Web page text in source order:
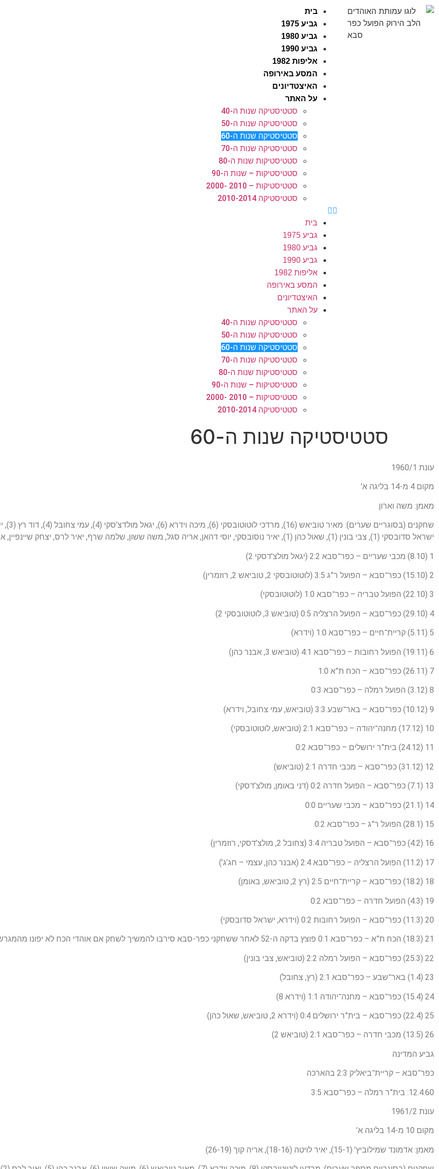
בית
גביע 1975
גביע 1980
גביע 1990
אליפות 1982
המסע באירופה
האיצטדיונים
על האתר
סטטיסטיקה שנות ה-40
סטטיסטיקה שנות ה-50
סטטיסטיקה שנות ה-60
סטטיסטיקה שנות ה-70
סטטיסטיקות שנות ה-80
סטטיסטיקות – שנות ה-90
סטטיסטיקות – 2010 -2000​
סטטיסטיקה 2010-2014
בית
גביע 1975
גביע 1980
גביע 1990
אליפות 1982
המסע באירופה
האיצטדיונים
על האתר
סטטיסטיקה שנות ה-40
סטטיסטיקה שנות ה-50
סטטיסטיקה שנות ה-60
סטטיסטיקה שנות ה-70
סטטיסטיקות שנות ה-80
סטטיסטיקות – שנות ה-90
סטטיסטיקות – 2010 -2000​
סטטיסטיקה 2010-2014
סטטיסטיקה שנות ה-60
עונת 1960/1
מקום 4 מ-14 בליגה א’
מאמן: משה וארון
ישראל סדובסקי (1), צבי בונין (1), שאול כהן (1), יאיר נוסובסקי, יוסי דהאן, אריה סגל, משה ששון, שלמה שרף, יאיר לרס, יצחק שיינפיין, אורי ווהל
1 (8.10) מכבי שעריים – כפר־סבא 2:2 (יגאל מולצ’דסקי 2)
2 (15.10) כפר־סבא – הפועל ר”ג 3:5 (לוטוטובסקי 2, טוביאש 2, רוזמרין)
3 (22.10) הפועל טבריה – כפר־סבא 1:0 (לוטוטובסקי)
4 (29.10) כפר־סבא – הפועל הרצליה 0:5 (טוביאש 3, לוטוטובסקי 2)
5 (5.11) קריית־חיים – כפר־סבא 1:0 (וידרא)
6 (19.11) הפועל רחובות – כפר־סבא 4:1 (טוביאש 3, אבנר כהן)
7 (26.11) כפר־סבא – הכח ת”א 1:0
8 (3.12) הפועל רמלה – כפר־סבא 0:3
9 (10.12) כפר־סבא – באר־שבע 3:3 (טוביאש, עמי צחובל, וידרא)
10 (17.12) מחנה־יהודה – כפר־סבא 2:1 (טוביאש, לוטוטובסקי)
11 (24.12) בית”ר ירושלים – כפר־סבא 0:2
12 (31.12) כפר־סבא – מכבי חדרה 2:1 (טוביאש)
13 (7.1) כפר־סבא – הפועל חדרה 0:2 (דני באומן, מולצ’דסקי)
14 (21.1) כפר־סבא – מכבי שעריים 0:0
15 (28.1) הפועל ר”ג – כפר־סבא 0:2
16 (4.2) כפר־סבא – הפועל טבריה 3:4 (צחובל 2, מולצ’דסקי, רוזמרין)
17 (11.2) הפועל הרצליה – כפר־סבא 2:4 (אבנר כהן, עצמי – חג’ג’)
18 (18.2) כפר־סבא – קריית־חיים 2:5 (רץ 2, טוביאש, באומן)
19 (4.3) הפועל חדרה – כפר־סבא 0:2
20 (11.3) כפר־סבא – הפועל רחובות 0:2 (וידרא, ישראל סדובסקי)
21 (18.3) הכח ת”א – כפר־סבא 0:1 פוצץ בדקה ה-52 לאחר ששחקני כפר-סבא סירבו להמשיך לשחק אם אוהדי הכח לא יפונו מהמגרש
22 (25.3) כפר־סבא – הפועל רמלה 2:2 (טוביאש, צבי בונין)
23 (1.4) באר־שבע – כפר־סבא 2:1 (רץ, צחובל)
24 (15.4) כפר־סבא – מחנה־יהודה 1:1 (וידרא 8)
25 (22.4) כפר־סבא – בית”ר ירושלים 0:4 (וידרא 2, טוביאש, שאול כהן)
26 (13.5) מכבי חדרה – כפר־סבא 2:1 (טוביאש 2)
גביע המדינה
כפר־סבא – קריית־ביאליק 2:3 בהארכה
12.4.60: בית”ר רמלה – כפר־סבא 3:5
עונת 1961/2
מקום 10 מ-14 בליגה א’
מאמן: אדמונד שמילוביץ’ (15-1), יאיר לויטה (18-16), אריה קוך (26-19)